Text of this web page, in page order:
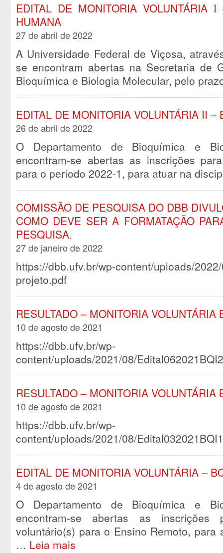
EDITAL DE MONITORIA VOLUNTÁRIA
HUMANA
27 de abril de 2022
A Universidade Federal de Viçosa,
se encontram abertas na Secretaria de
Bioquímica e Biologia Molecular, pelo
EDITAL DE MONITORIA VOLUNTÁRIA II
26 de abril de 2022
O Departamento de Bioquímica e
encontram-se abertas as inscrições
para o período 2022-1, para atuar na
COMISSÃO DE PESQUISA DO DBB
COMO DEVE SER A FORMATAÇÃO
PESQUISA.
27 de janeiro de 2022
https://dbb.ufv.br/wp-content/uploads/
projeto.pdf
RESULTADO – MONITORIA VOLUNTÁRIA
10 de agosto de 2021
https://dbb.ufv.br/wp-
content/uploads/2021/08/
RESULTADO – MONITORIA
10 de agosto de 2021
https://dbb.ufv.br/wp-
content/uploads/2021/08/
EDITAL DE MONITORIA VOLUNTÁRIA –
4 de agosto de 2021
O Departamento de Bioquímica e
encontram-se abertas as inscrições
voluntário(s) para o Ensino Remoto, para
… Leia mais